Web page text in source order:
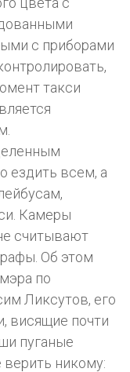
с приборами
такси
ездить всем, а
Камеры
считывают
Об этом
по
Ликсутов, его
висящие почти
пуганые
никому: